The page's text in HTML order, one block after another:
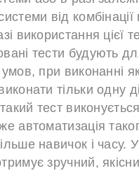
від комбінації
використання цієї
тести будують
умов, при виконанні
тільки одну
такий тест
автоматизація
навичок і часу. У
зручний,